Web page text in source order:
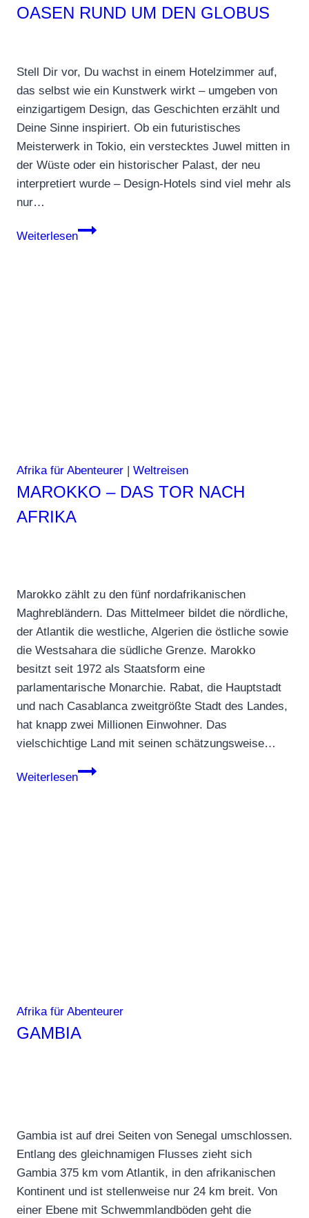
OASEN RUND UM DEN GLOBUS
Stell Dir vor, Du wachst in einem Hotelzimmer auf,
das selbst wie ein Kunstwerk wirkt – umgeben von
einzigartigem Design, das Geschichten erzählt und
Deine Sinne inspiriert. Ob ein futuristisches
Meisterwerk in Tokio, ein verstecktes Juwel mitten in
der Wüste oder ein historischer Palast, der neu
interpretiert wurde – Design-Hotels sind viel mehr als
nur…
Weiterlesen
Design-
Afrika für Abenteurer Weltreisen
MAROKKO – DAS TOR NACH
AFRIKA
Marokko zählt zu den fünf nordafrikanischen
Maghrebländern. Das Mittelmeer bildet die nördliche,
der Atlantik die westliche, Algerien die östliche sowie
die Westsahara die südliche Grenze. Marokko
besitzt seit 1972 als Staatsform eine
parlamentarische Monarchie. Rabat, die Hauptstadt
und nach Casablanca zweitgrößte Stadt des Landes,
hat knapp zwei Millionen Einwohner. Das
vielschichtige Land mit seinen schätzungsweise…
Weiterlesen
Marokko
Afrika für Abenteurer
GAMBIA
Gambia ist auf drei Seiten von Senegal umschlossen.
Entlang des gleichnamigen Flusses zieht sich
Gambia 375 km vom Atlantik, in den afrikanischen
Kontinent und ist stellenweise nur 24 km breit. Von
einer Ebene mit Schwemmlandböden geht die